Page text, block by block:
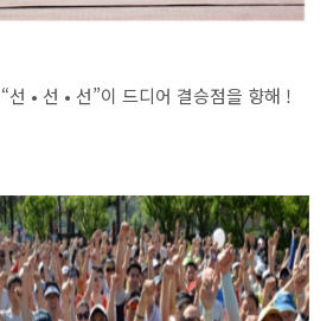
• 선 • 선”이 드디어 결승점을 향해 !